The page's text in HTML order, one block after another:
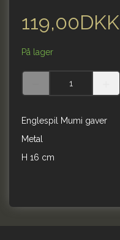
119,00DKK
På lager
Englespil Mumi gaver
Metal
H 16 cm